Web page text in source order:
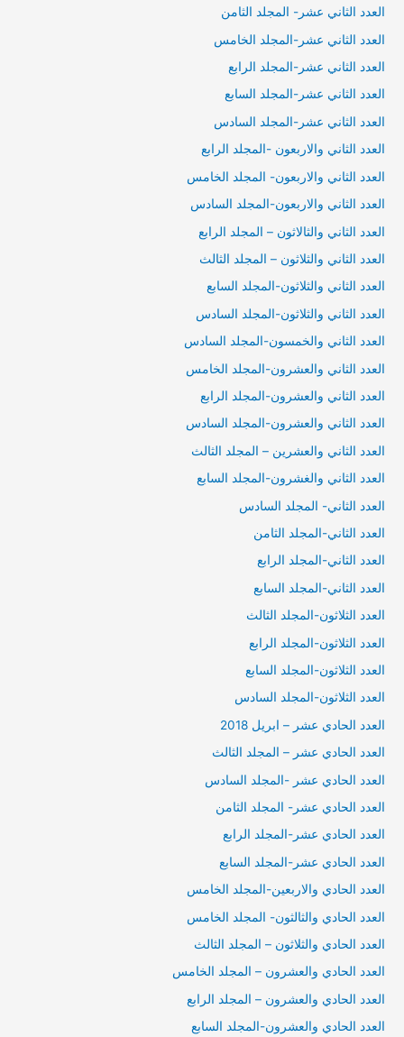
العدد الثاني عشر- المجلد الثامن
العدد الثاني عشر-المجلد الخامس
العدد الثاني عشر-المجلد الرابع
العدد الثاني عشر-المجلد السابع
العدد الثاني عشر-المجلد السادس
العدد الثاني والاربعون -المجلد الرابع
العدد الثاني والاربعون- المجلد الخامس
العدد الثاني والاربعون-المجلد السادس
العدد الثاني والثالاثون – المجلد الرابع
العدد الثاني والثلاثون – المجلد الثالث
العدد الثاني والثلاثون-المجلد السابع
العدد الثاني والثلاثون-المجلد السادس
العدد الثاني والخمسون-المجلد السادس
العدد الثاني والعشرون-المجلد الخامس
العدد الثاني والعشرون-المجلد الرابع
العدد الثاني والعشرون-المجلد السادس
العدد الثاني والعشرين – المجلد الثالث
العدد الثاني والغشرون-المجلد السابع
العدد الثاني- المجلد السادس
العدد الثاني-المجلد الثامن
العدد الثاني-المجلد الرابع
العدد الثاني-المجلد السابع
العدد الثلاثون-المجلد الثالث
العدد الثلاثون-المجلد الرابع
العدد الثلاثون-المجلد السابع
العدد الثلاثون-المجلد السادس
العدد الحادي عشر – ابريل 2018
العدد الحادي عشر – المجلد الثالث
العدد الحادي عشر -المجلد السادس
العدد الحادي عشر- المجلد الثامن
العدد الحادي عشر-المجلد الرابع
العدد الحادي عشر-المجلد السابع
العدد الحادي والاربعين-المجلد الخامس
العدد الحادي والثالثون- المجلد الخامس
العدد الحادي والثلاثون – المجلد الثالث
العدد الحادي والعشرون – المجلد الخامس
العدد الحادي والعشرون – المجلد الرابع
العدد الحادي والعشرون-المجلد السابع